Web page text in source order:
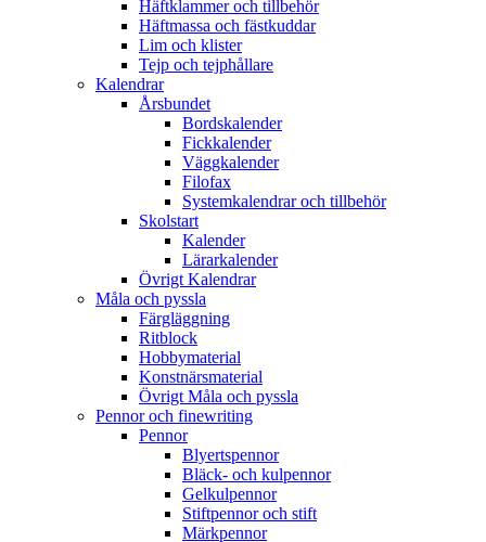
Häftklammer och tillbehör
Häftmassa och fästkuddar
Lim och klister
Tejp och tejphållare
Kalendrar
Årsbundet
Bordskalender
Fickkalender
Väggkalender
Filofax
Systemkalendrar och tillbehör
Skolstart
Kalender
Lärarkalender
Övrigt Kalendrar
Måla och pyssla
Färgläggning
Ritblock
Hobbymaterial
Konstnärsmaterial
Övrigt Måla och pyssla
Pennor och finewriting
Pennor
Blyertspennor
Bläck- och kulpennor
Gelkulpennor
Stiftpennor och stift
Märkpennor